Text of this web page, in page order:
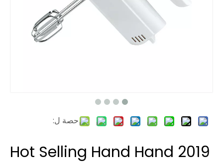
حصة ل:
2019 Hot Selling Hand Hand